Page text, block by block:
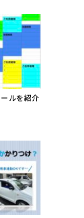
ルを紹介